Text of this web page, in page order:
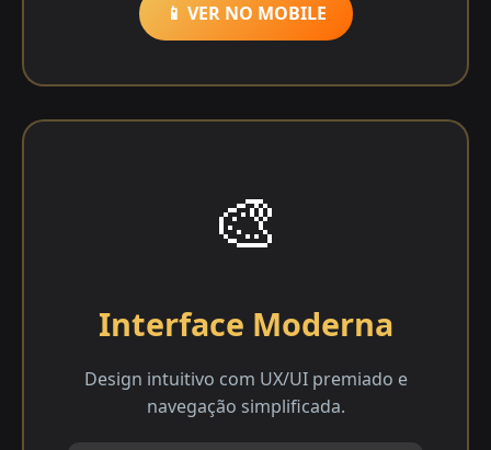
📱 VER NO MOBILE
🎨
Interface Moderna
Design intuitivo com UX/UI premiado e
navegação simplificada.